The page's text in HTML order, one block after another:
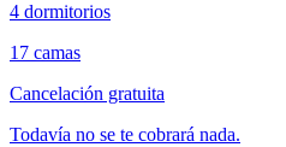
4 dormitorios
17 camas
Cancelación gratuita
Todavía no se te cobrará nada.